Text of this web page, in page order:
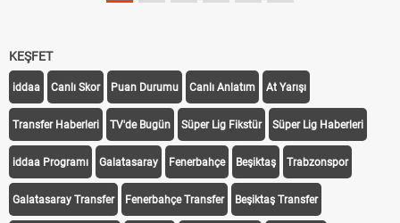
KEŞFET
iddaa Canlı Skor Puan Durumu Canlı Anlatım At Yarışı
Transfer Haberleri TV'de Bugün Süper Lig Fikstür Süper Lig Haberleri
iddaa Programı Galatasaray Fenerbahçe Beşiktaş Trabzonspor
Galatasaray Transfer Fenerbahçe Transfer Beşiktaş Transfer